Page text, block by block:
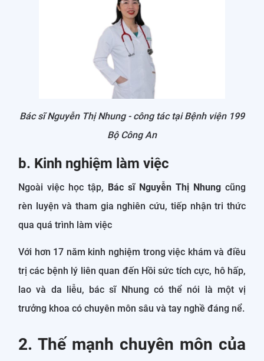
Bác sĩ Nguyễn Thị Nhung - công tác tại Bệnh viện 199
Bộ Công An
b. Kinh nghiệm làm việc
Ngoài việc học tập, Bác sĩ Nguyễn Thị Nhung cũng
rèn luyện và tham gia nghiên cứu, tiếp nhận tri thức
qua quá trình làm việc
Với hơn 17 năm kinh nghiệm trong việc khám và điều
trị các bệnh lý liên quan đến Hồi sức tích cực, hô hấp,
lao và da liễu, bác sĩ Nhung có thể nói là một vị
trưởng khoa có chuyên môn sâu và tay nghề đáng nể.
2. Thế mạnh chuyên môn của